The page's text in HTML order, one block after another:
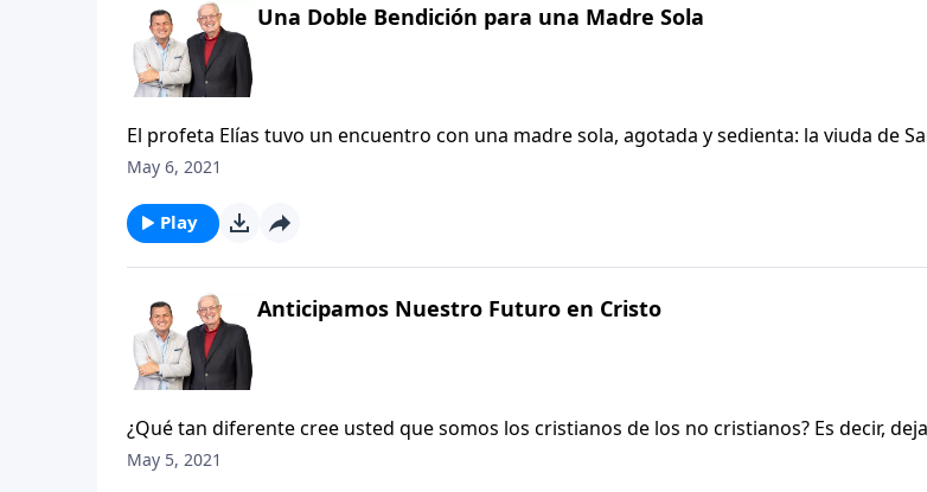
Una Doble Bendición para una Madre Sola
El profeta Elías tuvo un encuentro con una madre sola, agotada y sedienta: la viuda de
compasión del profeta hacia esta desdichada mujer, modela para nosotros la gran
May 6, 2021
Play
Anticipamos Nuestro Futuro en Cristo
¿Qué tan diferente cree usted que somos los cristianos de los no cristianos? Es decir,
nuestra fe en Cristo, ¿cuán diferente somos? Si somos honestos, no diferimos en mucho.
May 5, 2021